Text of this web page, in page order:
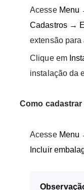
Acesse Menu
Cadastros →
extensão
Clique em
instalação da
Como
Acesse Menu
Incluir